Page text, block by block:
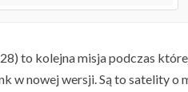
to kolejna misja podczas
w nowej wersji. Są to satelity o